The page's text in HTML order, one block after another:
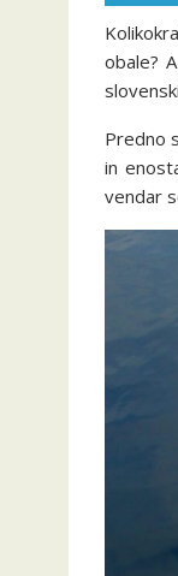
obale?
Predno
in
vendar